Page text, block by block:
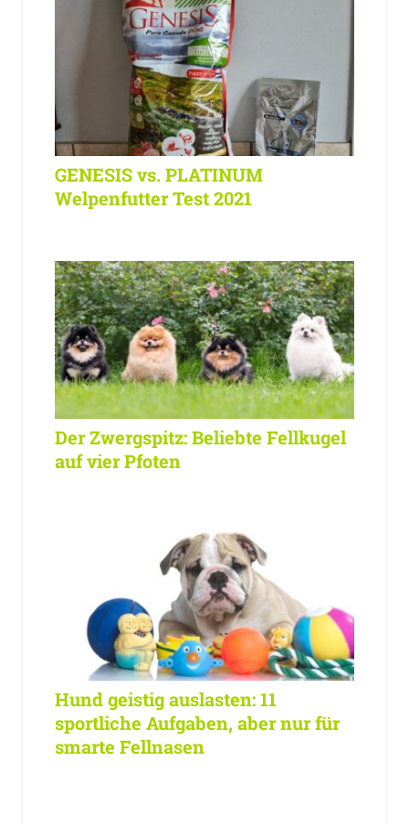
GENESIS vs. PLATINUM
Welpenfutter Test 2021
Der Zwergspitz: Beliebte Fellkugel
auf vier Pfoten
Hund geistig auslasten: 11
sportliche Aufgaben, aber nur für
smarte Fellnasen